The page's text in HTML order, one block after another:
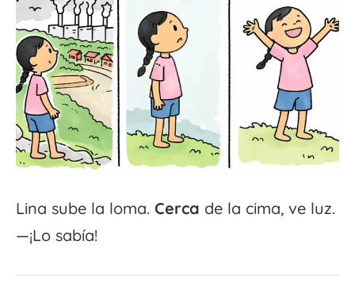
Lina sube la loma. Cerca de la cima, ve luz.
—¡Lo sabía!